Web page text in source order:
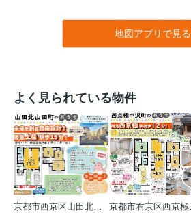
地図アプリで見る
よく見られている物件